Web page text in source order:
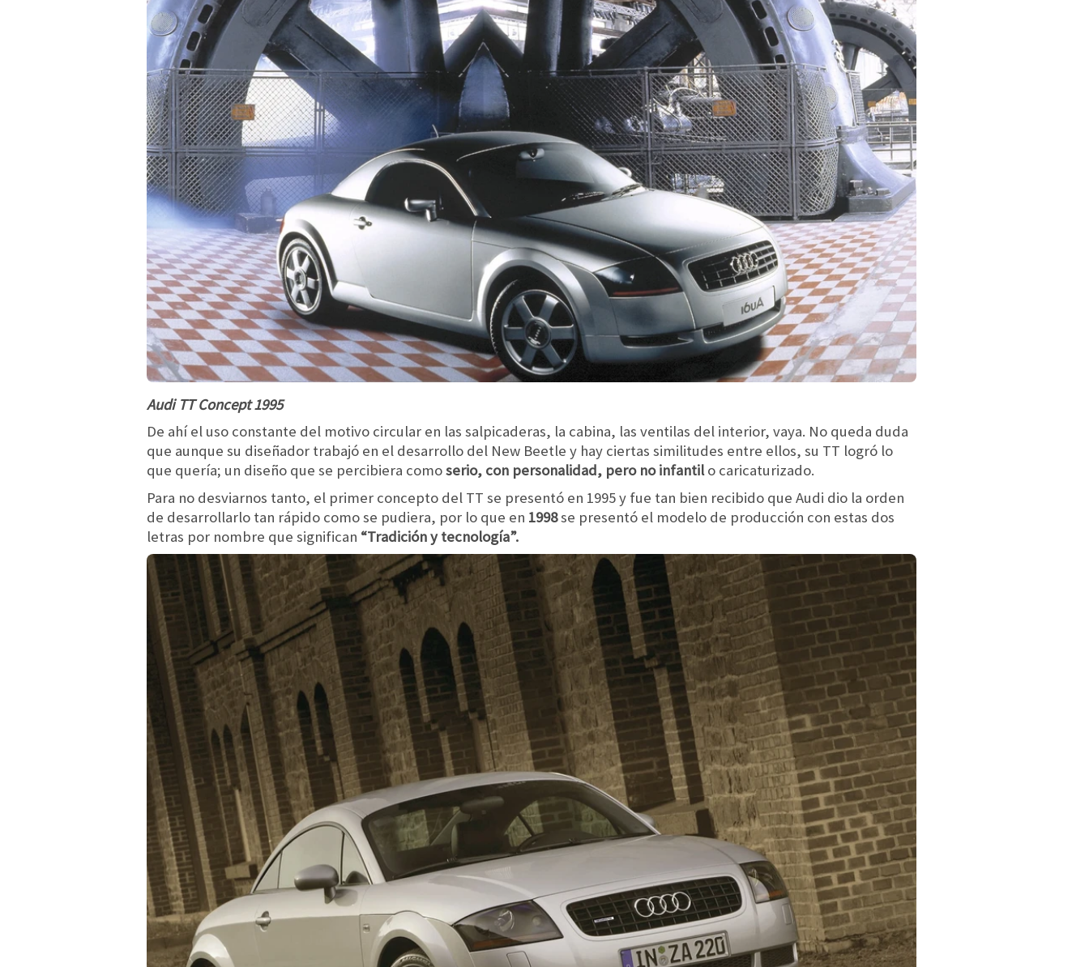
Audi TT Concept 1995
De ahí el uso constante del motivo circular en las salpicaderas, la cabina, las ventilas del interior, vaya. No queda duda
que aunque su diseñador trabajó en el desarrollo del New Beetle y hay ciertas similitudes entre ellos, su TT logró lo
que quería; un diseño que se percibiera comoserio, con personalidad, pero no infantilo caricaturizado.
Para no desviarnos tanto, el primer concepto del TT se presentó en 1995 y fue tan bien recibido que Audi dio la orden
de desarrollarlo tan rápido como se pudiera, por lo que en 1998se presentó el modelo de producción con estas dos
letras por nombre que significan “Tradición y tecnología”.